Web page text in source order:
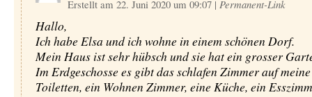
Erstellt am 22. Juni 2020 um 09:07 | Permanent-Link
Hallo,
Ich habe Elsa und ich wohne in einem schönen Dorf.
Mein Haus ist sehr hübsch und sie hat ein grosser
Im Erdgeschosse es gibt das schlafen Zimmer auf
Toiletten, ein Wohnen Zimmer, eine Küche, ein